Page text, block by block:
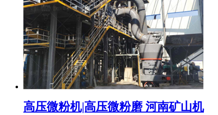
高压微粉机|高压微粉磨 河南矿山机